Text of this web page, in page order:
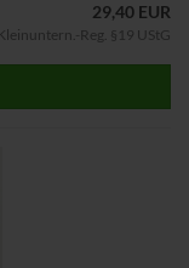
29,40 EUR
Reg. §19 UStG